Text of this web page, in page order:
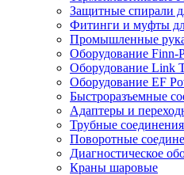
Защитные спирали
Фитинги и муфты
Промышленные
Оборудование Finn-
Оборудование Link
Оборудование EF
Быстроразъемные
Адаптеры и
Трубные
Поворотные
Диагностическое
Краны шаровые